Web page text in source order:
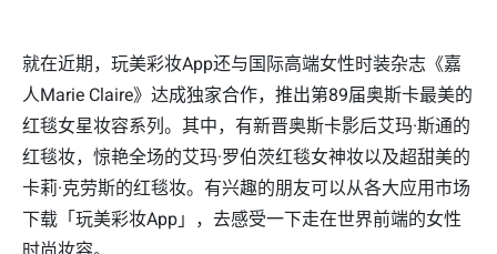
就在近期，玩美彩妆App还与国际高端女性时装杂志《嘉
人Marie Claire》达成独家合作，推出第89届奥斯卡最美的
红毯女星妆容系列。其中，有新晋奥斯卡影后艾玛·斯通的
红毯妆，惊艳全场的艾玛·罗伯茨红毯女神妆以及超甜美的
卡莉·克劳斯的红毯妆。有兴趣的朋友可以从各大应用市场
下载「玩美彩妆App」，去感受一下走在世界前端的女性